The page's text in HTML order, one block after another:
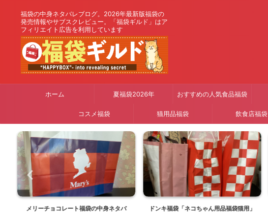
福袋の中身ネタバレブログ。2026年最新版福袋の
発売情報やサブスクレビュー。「福袋ギルド」はア
フィリエイト広告を利用しています
ホーム 夏福袋2026年 おすすめの人気食品福袋
コスメ福袋 猫用品福袋 飲食店福袋
ドンキ福袋「ネコちゃん用品福袋猫用」
ドン・キホーテの福袋完全ガイド｜2026